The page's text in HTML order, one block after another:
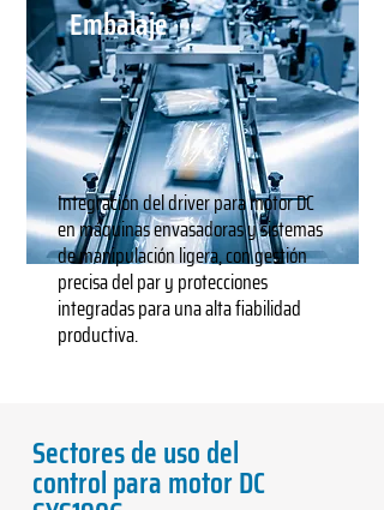
Embalaje
Integración del driver para motor DC
en máquinas envasadoras y sistemas
de manipulación ligera, con gestión
precisa del par y protecciones
integradas para una alta fiabilidad
productiva.
Sectores de uso del
control para motor DC